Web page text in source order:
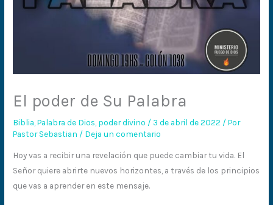
El poder de Su Palabra
Biblia ,Palabra de Dios poder divino / 3 de abril de 2022 / Por
Pastor Sebastian / Deja un comentario
Hoy vas a recibir una revelación que puede cambiar tu vida. El
Señor quiere abrirte nuevos horizontes, a través de los principios
que vas a aprender en este mensaje.